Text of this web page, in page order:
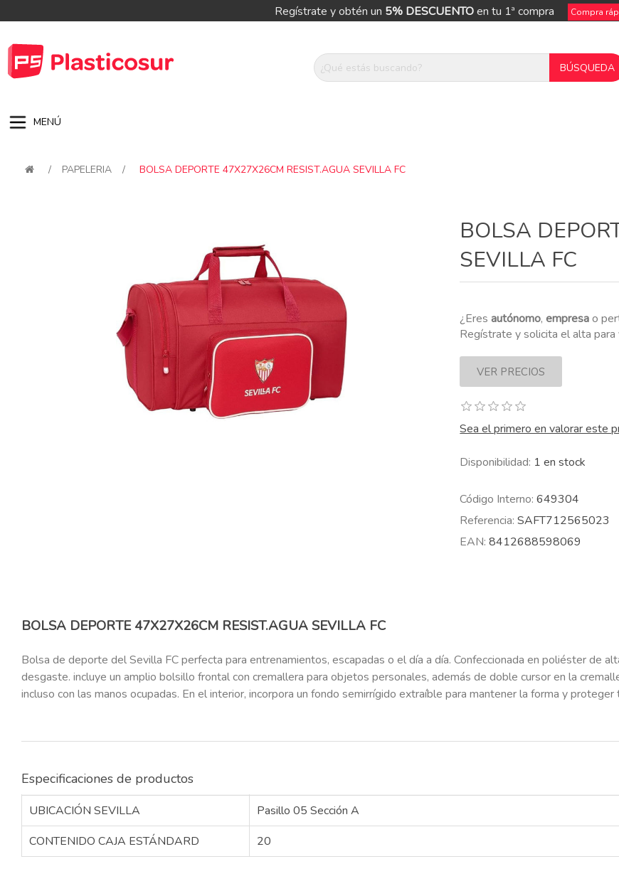
Regístrate y obtén un 5% DESCUENTOen tu 1ª compra Compra
MENÚ
/ PAPELERIA / BOLSA DEPORTE 47X27X26CM RESIST.AGUA SEVILLA FC
BOLSA
SEVILLA FC
¿Eresautónomo,empresao
Regístrate y solicita el alta
Sea el primero en valorar este
Disponibilidad: 1 en stock
Código Interno: 649304
Referencia: SAFT712565023
EAN: 8412688598069
BOLSA DEPORTE 47X27X26CM RESIST.AGUA SEVILLA FC
Bolsa de deporte del Sevilla FC perfecta para entrenamientos, escapadas o el día a día. Confeccionada en poliéster de
desgaste. incluye un amplio bolsillo frontal con cremallera para objetos personales, además de doble cursor en la
incluso con las manos ocupadas. En el interior, incorpora un fondo semirrígido extraíble para mantener la forma y
Especificaciones de productos
UBICACIÓN SEVILLA
Pasillo 05 Sección A
CONTENIDO CAJA ESTÁNDARD
20